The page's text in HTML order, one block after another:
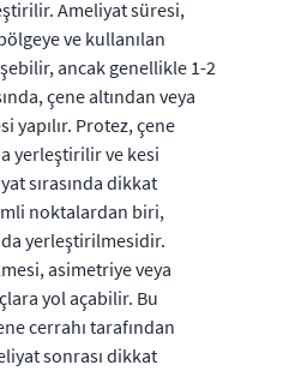
Ameliyat süresi,
ve kullanılan
ancak genellikle 1-2
çene altından veya
yapılır. Protez, çene
yerleştirilir ve kesi
sırasında dikkat
noktalardan biri,
yerleştirilmesidir.
asimetriye veya
yol açabilir. Bu
cerrahı tarafından
sonrası dikkat